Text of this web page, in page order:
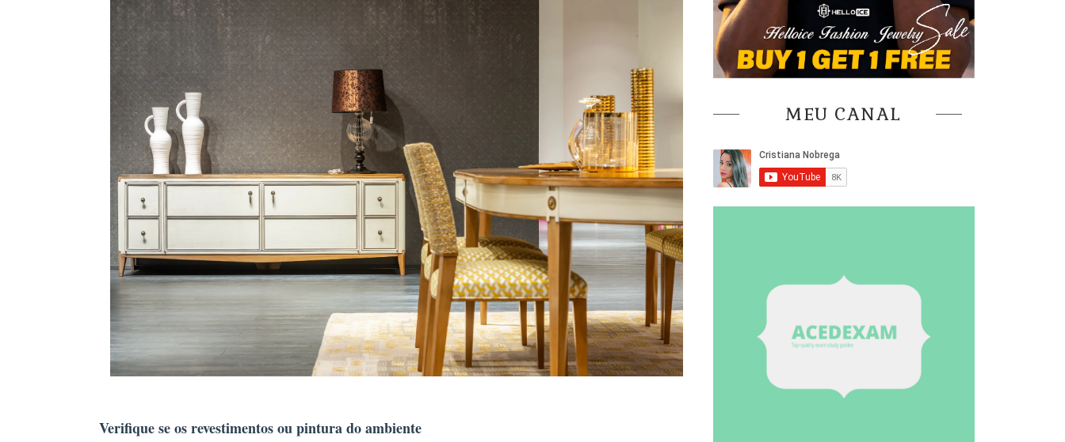
Verifique se os revestimentos ou pintura do ambiente
MEU CANAL